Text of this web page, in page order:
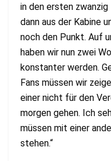
in den ersten zwanzig
dann aus der Kabine
noch den Punkt. Auf
haben wir nun zwei
konstanter werden.
Fans müssen wir
einer nicht für den
morgen gehen. Ich
müssen mit einer
stehen.“